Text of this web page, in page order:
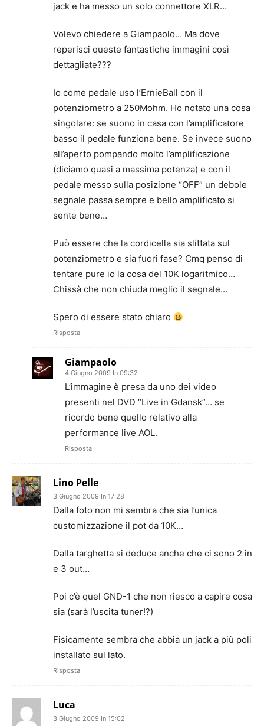
jack e ha messo un solo connettore XLR…
Volevo chiedere a Giampaolo… Ma dove
reperisci queste fantastiche immagini così
dettagliate???
Io come pedale uso l’ErnieBall con il
potenziometro a 250Mohm. Ho notato una cosa
singolare: se suono in casa con l’amplificatore
basso il pedale funziona bene. Se invece suono
all’aperto pompando molto l’amplificazione
(diciamo quasi a massima potenza) e con il
pedale messo sulla posizione “OFF” un debole
segnale passa sempre e bello amplificato si
sente bene…
Può essere che la cordicella sia slittata sul
potenziometro e sia fuori fase? Cmq penso di
tentare pure io la cosa del 10K logaritmico…
Chissà che non chiuda meglio il segnale…
Spero di essere stato chiaro
Risposta
Giampaolo
4 Giugno 2009 In 09:32
L’immagine è presa da uno dei video
presenti nel DVD “Live in Gdansk”… se
ricordo bene quello relativo alla
performance live AOL.
Risposta
Lino Pelle
3 Giugno 2009 In 17:28
Dalla foto non mi sembra che sia l’unica
customizzazione il pot da 10K…
Dalla targhetta si deduce anche che ci sono 2 in
e 3 out…
Poi c’è quel GND-1 che non riesco a capire cosa
sia (sarà l’uscita tuner!?)
Fisicamente sembra che abbia un jack a più poli
installato sul lato.
Risposta
Luca
3 Giugno 2009 In 15:02